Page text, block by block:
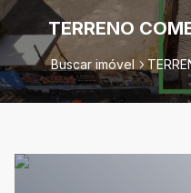
TERRENO
Buscar imóvel